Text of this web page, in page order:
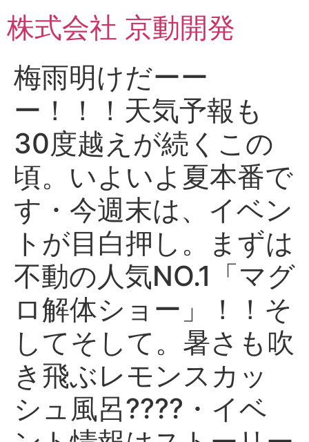
ン
テ株式会社 京動開発
梅雨明けだーー
ー！！！天気予報も
30度越えが続くこの
頃。いよいよ夏本番で
す️・今週末は、イベン
トが目白押し。まずは
不動の人気NO.1「マグ
ロ解体ショー」！！そ
してそして。暑さも吹
き飛ぶレモンスカッ
シュ風呂????・イベ